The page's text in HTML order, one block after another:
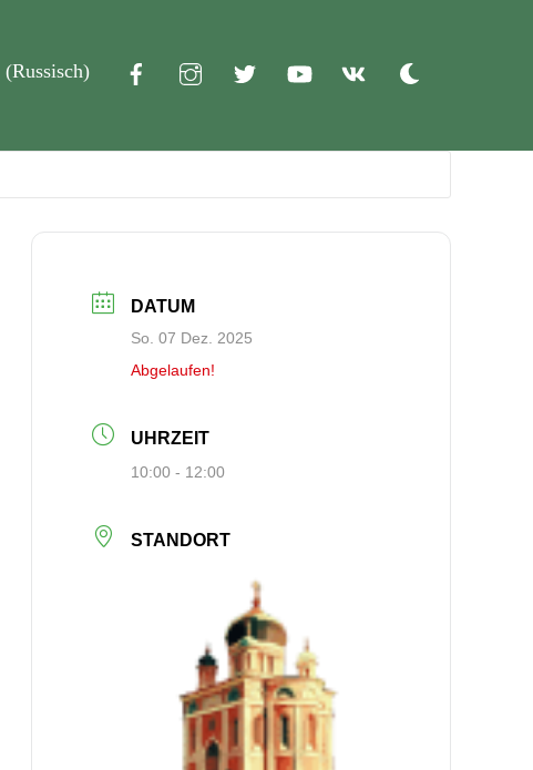
(Russisch)
DATUM
So. 07 Dez. 2025
Abgelaufen!
UHRZEIT
10:00 - 12:00
STANDORT